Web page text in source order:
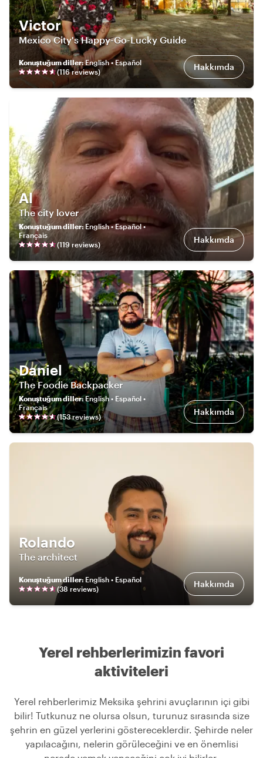
Victor
Mexico City's Happy-Go-Lucky Guide
Konuştuğum diller:English • Español
(116reviews) Hakkımda
Al
The city lover
Konuştuğum diller: English • Español •
Français
(119 reviews) Hakkımda
Daniel
The Foodie Backpacker
Konuştuğum diller:English • Español •
Français
(153reviews) Hakkımda
Rolando
The architect
Konuştuğum diller: English • Español
(38 reviews) Hakkımda
Yerel rehberlerimizin favori
aktiviteleri
Yerel rehberlerimiz Meksika şehrini avuçlarının içi gibi
bilir! Tutkunuz ne olursa olsun, turunuz sırasında size
şehrin en güzel yerlerini göstereceklerdir. Şehirde neler
yapılacağını, nelerin görüleceğini ve en önemlisi